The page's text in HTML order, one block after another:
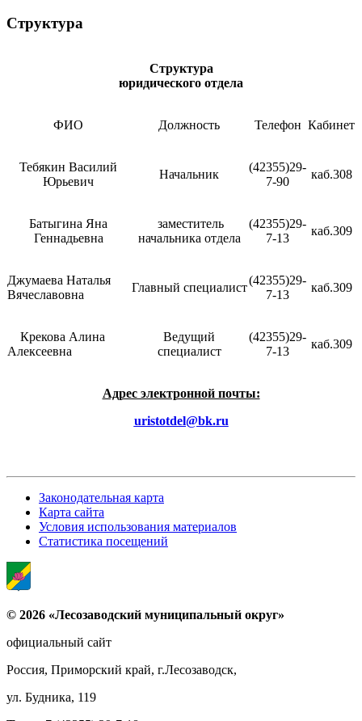
Структура
Структура
юридического отдела
ФИО Должность Телефон Кабинет
Тебякин Василий
Юрьевич
Начальник
(42355)29-
7-90
каб.308
Батыгина Яна
Геннадьевна
заместитель
начальника отдела
(42355)29-
7-13
каб.309
Джумаева Наталья
Вячеславовна
Главный специалист
(42355)29-
7-13
каб.309
Крекова Алина
Алексеевна
Ведущий
специалист
(42355)29-
7-13
каб.309
Адрес электронной почты:
uristotdel@bk.ru
Законодательная карта
Карта сайта
Условия использования материалов
Статистика посещений
© 2026 «Лесозаводский муниципальный округ»
официальный сайт
Россия, Приморский край, г.Лесозаводск,
ул. Будника, 119